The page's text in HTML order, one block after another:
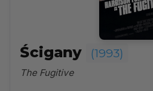
Ścigany (1993)
The Fugitive